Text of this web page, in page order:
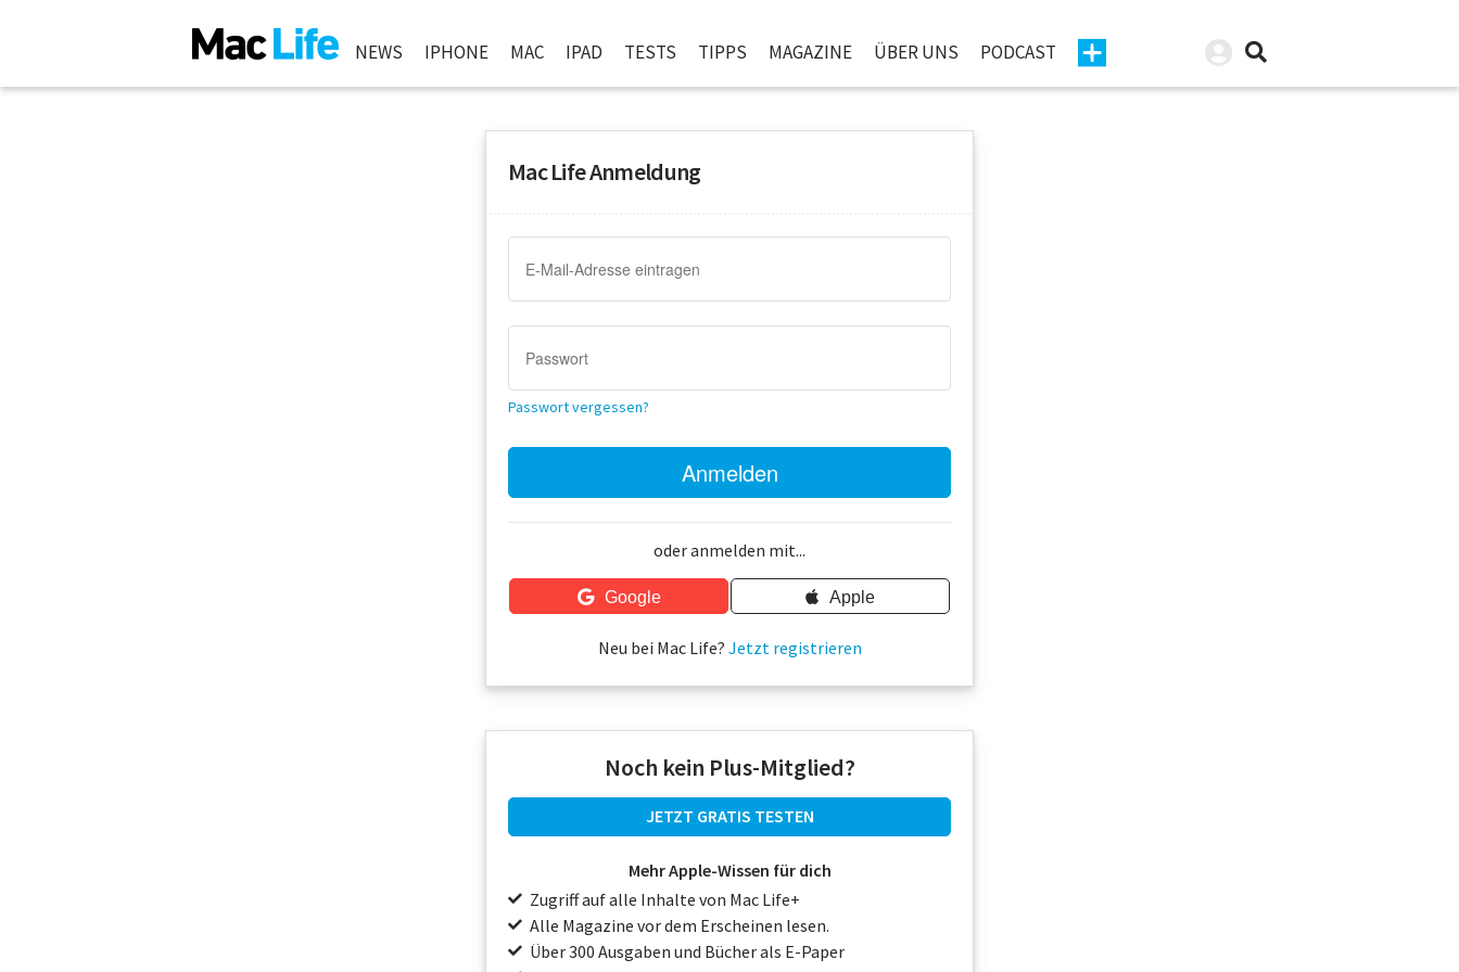
NEWS IPHONE MAC IPAD TESTS TIPPS MAGAZINE ÜBER UNS PODCAST
Mac Life Anmeldung
Passwort vergessen?
oder anmelden mit...
Google Apple
Neu bei Mac Life? Jetzt registrieren
Noch kein Plus-Mitglied?
JETZT GRATIS TESTEN
Mehr Apple-Wissen für dich
Zugriff auf alle Inhalte von Mac Life+
Alle Magazine vor dem Erscheinen lesen.
Über 300 Ausgaben und Bücher als E-Paper